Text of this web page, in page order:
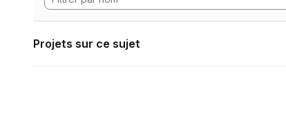
Projets sur ce sujet